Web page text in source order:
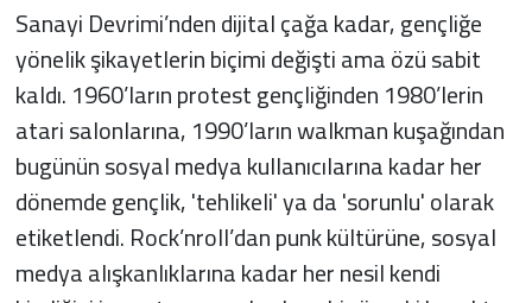
Sanayi Devrimi’nden dijital çağa kadar, gençliğe
yönelik şikayetlerin biçimi değişti ama özü sabit
kaldı. 1960’ların protest gençliğinden 1980’lerin
atari salonlarına, 1990’ların walkman kuşağından
bugünün sosyal medya kullanıcılarına kadar her
dönemde gençlik, 'tehlikeli' ya da 'sorunlu' olarak
etiketlendi. Rock’nroll’dan punk kültürüne, sosyal
medya alışkanlıklarına kadar her nesil kendi